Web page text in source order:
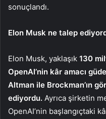
sonuçlandı.
Elon Musk ne talep
Elon Musk, yaklaşık 130
OpenAI’nin kâr amacı
Altman ile Brockman’ın
ediyordu. Ayrıca şirketin
OpenAI’nin başlangıçtaki